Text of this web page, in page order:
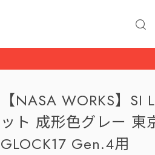
【NASA WORKS】SI
ット 成形色グレー 東
GLOCK17 Gen.4用